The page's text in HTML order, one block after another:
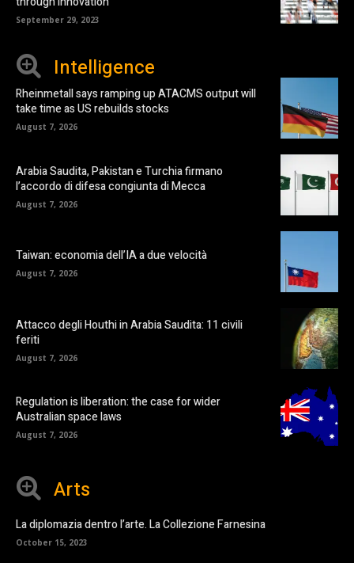
September 29, 2023
Intelligence
Rheinmetall says ramping up ATACMS output will
take time as US rebuilds stocks
August 7, 2026
Arabia Saudita, Pakistan e Turchia firmano
l’accordo di difesa congiunta di Mecca
August 7, 2026
Taiwan: economia dell’IA a due velocità
August 7, 2026
Attacco degli Houthi in Arabia Saudita: 11 civili
feriti
August 7, 2026
Regulation is liberation: the case for wider
Australian space laws
August 7, 2026
Arts
La diplomazia dentro l’arte. La Collezione Farnesina
October 15, 2023